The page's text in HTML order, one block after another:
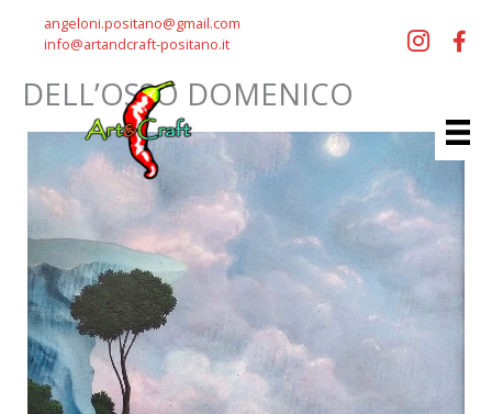
contenuto
angeloni.positano@gmail.com
info@artandcraft-positano.it
DELL’OSSO DOMENICO